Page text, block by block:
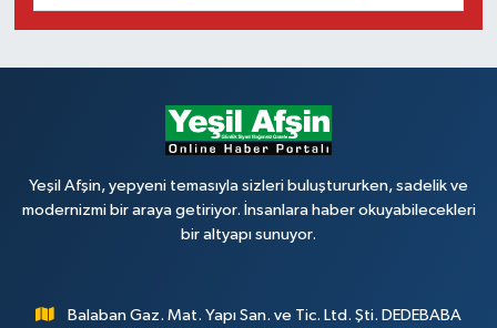
Yeşil Afşin, yepyeni temasıyla sizleri buluştururken, sadelik ve
modernizmi bir araya getiriyor. İnsanlara haber okuyabilecekleri
bir altyapı sunuyor.
Balaban Gaz. Mat. Yapı San. ve Tic. Ltd. Şti. DEDEBABA